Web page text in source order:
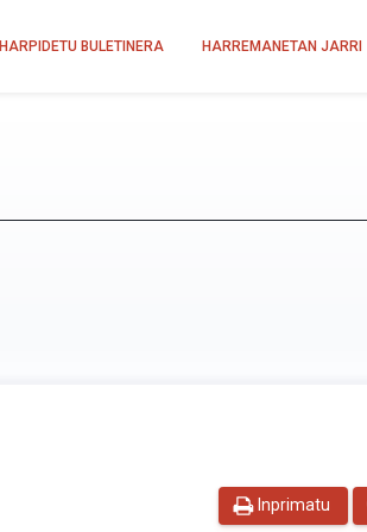
HARPIDETU BULETINERA HARREMANETAN JARRI
Inprimatu